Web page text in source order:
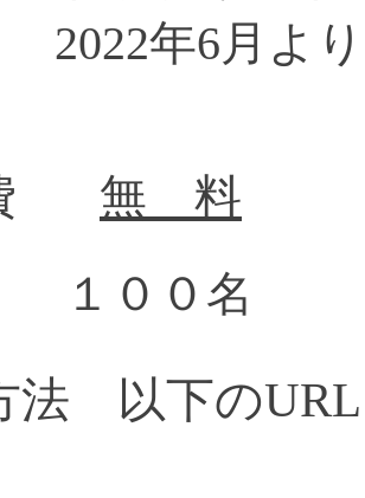
2022年6月よ
無 料
１００名
法 以下のURL